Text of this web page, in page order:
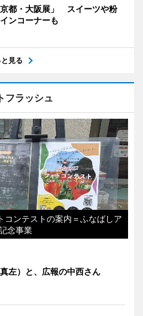
都・大阪展」 スイーツや粉
ンコーナーも
と見る
フラッシュ
コンテストの案内＝ふなばしア
念事業
左）と、広報の中西さん